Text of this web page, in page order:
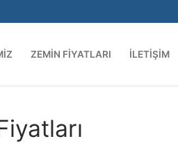
ZEMIN FIYATLARI İLETIŞIM